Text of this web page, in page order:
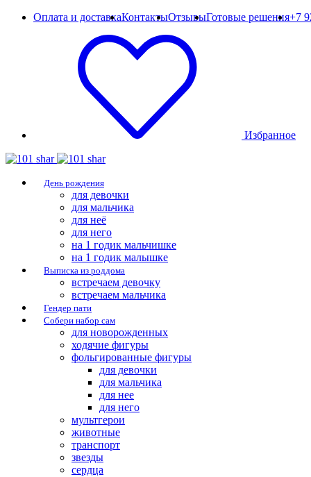
Оплата и доставкаКонтактыОтзывыГотовые решения+7
Избранное
День рождения
для девочки
для мальчика
для неё
для него
на 1 годик мальчишке
на 1 годик малышке
Выписка из роддома
встречаем девочку
встречаем мальчика
Гендер пати
Собери набор сам
для новорожденных
ходячие фигуры
фольгированные фигуры
для девочки
для мальчика
для нее
для него
мультгерои
животные
транспорт
звезды
сердца